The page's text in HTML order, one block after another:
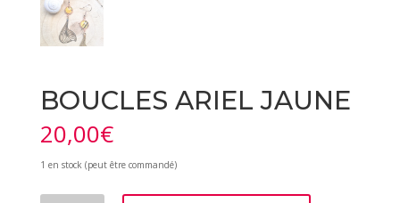
BOUCLES ARIEL JAUNE
20,00€
1 en stock (peut être commandé)